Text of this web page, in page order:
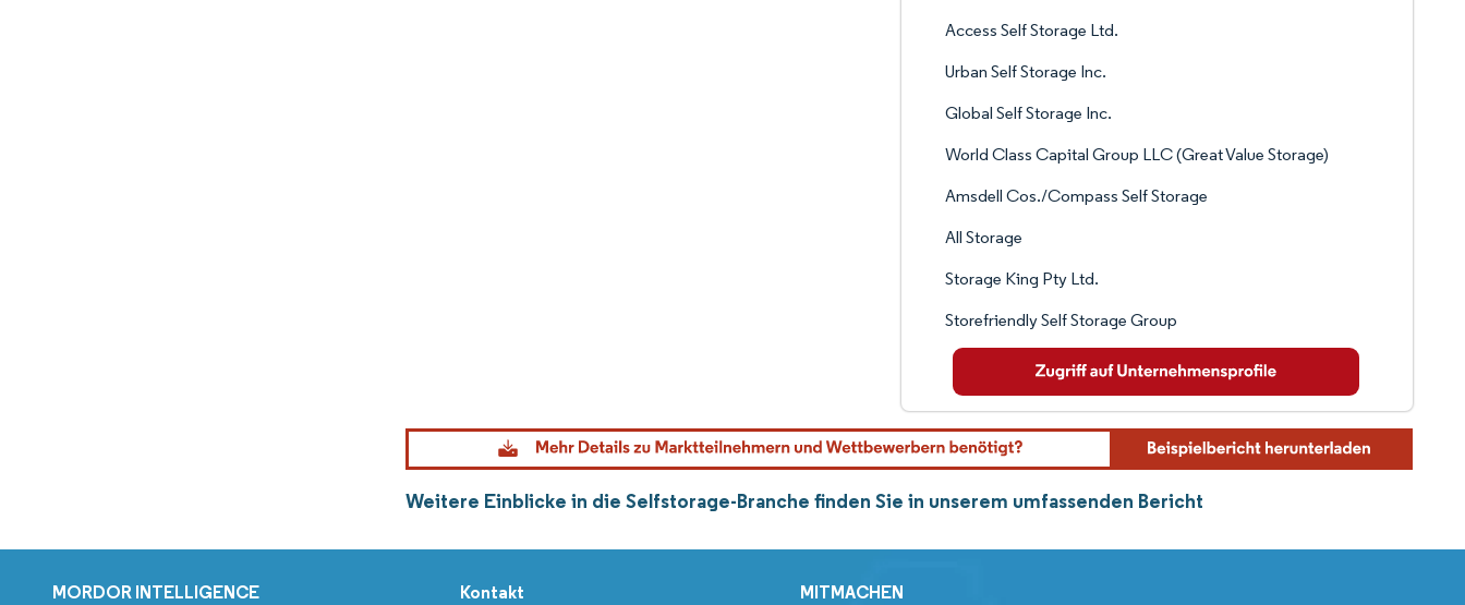
Access Self Storage Ltd.
Urban Self Storage Inc.
Global Self Storage Inc.
World Class Capital Group LLC (Great Value Storage)
Amsdell Cos./Compass Self Storage
All Storage
Storage King Pty Ltd.
Storefriendly Self Storage Group
Weitere Einblicke in die Selfstorage-Branche finden Sie in unserem umfassenden Bericht
MORDOR INTELLIGENCE Kontakt MITMACHEN